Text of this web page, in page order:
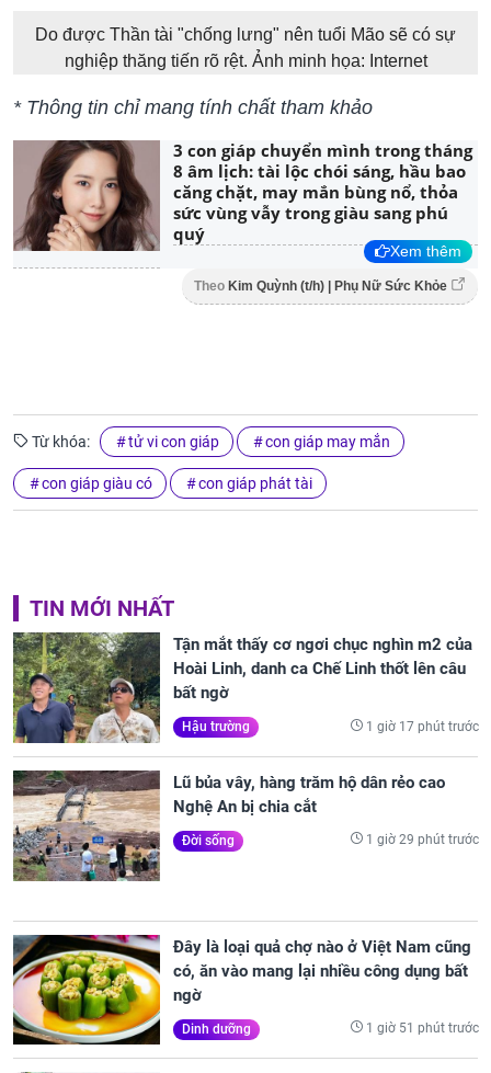
Do được Thần tài "chống lưng" nên tuổi Mão sẽ có sự
nghiệp thăng tiến rõ rệt. Ảnh minh họa: Internet
* Thông tin chỉ mang tính chất tham khảo
3 con giáp chuyển mình trong tháng
8 âm lịch: tài lộc chói sáng, hầu bao
căng chặt, may mắn bùng nổ, thỏa
sức vùng vẫy trong giàu sang phú
quý
Xem thêm
Theo Kim Quỳnh (t/h) | Phụ Nữ Sức Khỏe
Từ khóa: tử vi con giáp con giáp may mắn
con giáp giàu có con giáp phát tài
TIN MỚI NHẤT
Tận mắt thấy cơ ngơi chục nghìn m2 của
Hoài Linh, danh ca Chế Linh thốt lên câu
bất ngờ
Hậu trường 1 giờ 17 phút trước
Lũ bủa vây, hàng trăm hộ dân rẻo cao
Nghệ An bị chia cắt
Đời sống 1 giờ 29 phút trước
Đây là loại quả chợ nào ở Việt Nam cũng
có, ăn vào mang lại nhiều công dụng bất
ngờ
Dinh dưỡng 1 giờ 51 phút trước